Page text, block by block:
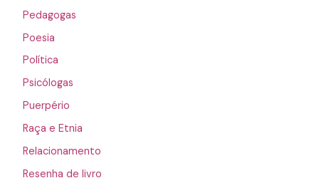
Pedagogas
Poesia
Política
Psicólogas
Puerpério
Raça e Etnia
Relacionamento
Resenha de livro